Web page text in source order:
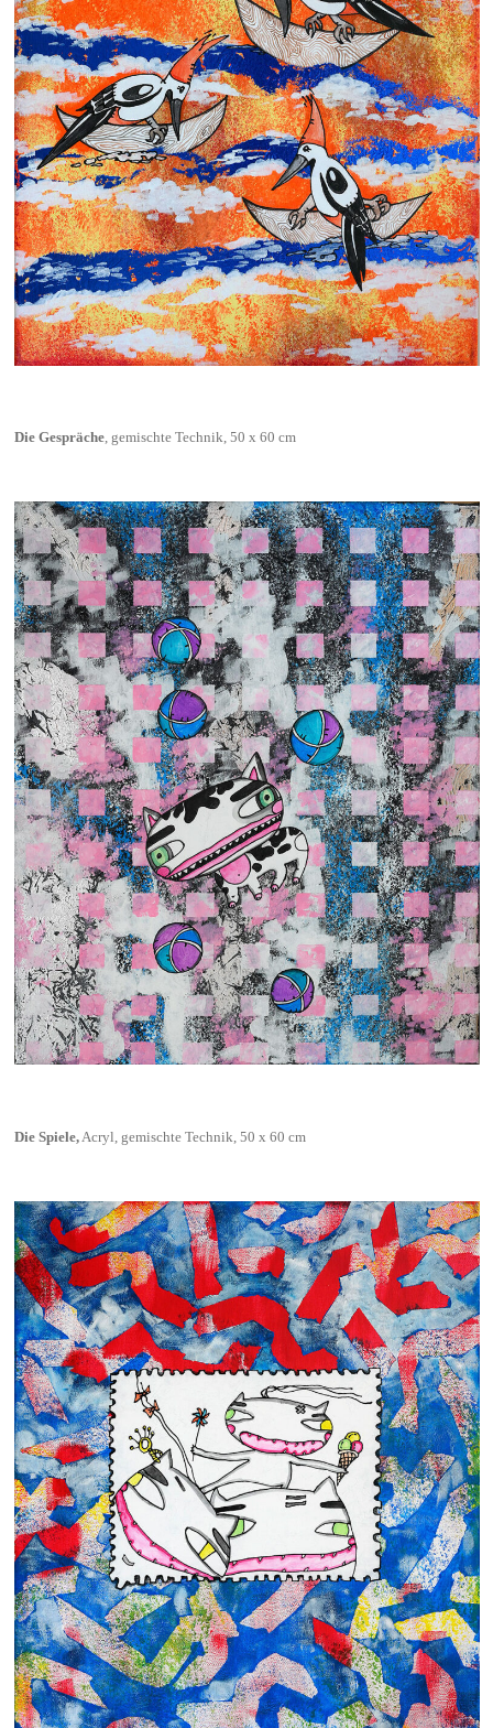
Die Gespräche, gemischte Technik, 50 x 60 cm
Die Spiele,Acryl, gemischte Technik, 50 x 60 cm